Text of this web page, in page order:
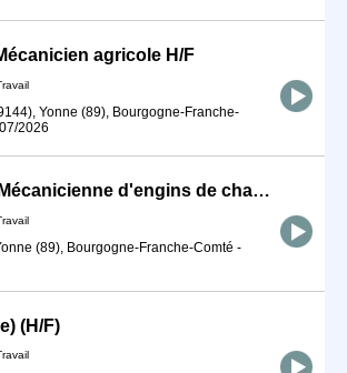
agricole H/F
Yonne (89), Bourgogne-Franche-
2026
Mécanicien / Mécanicienne d'engins de chantier et de travaux publ (H/F)
(89), Bourgogne-Franche-Comté -
(H/F)